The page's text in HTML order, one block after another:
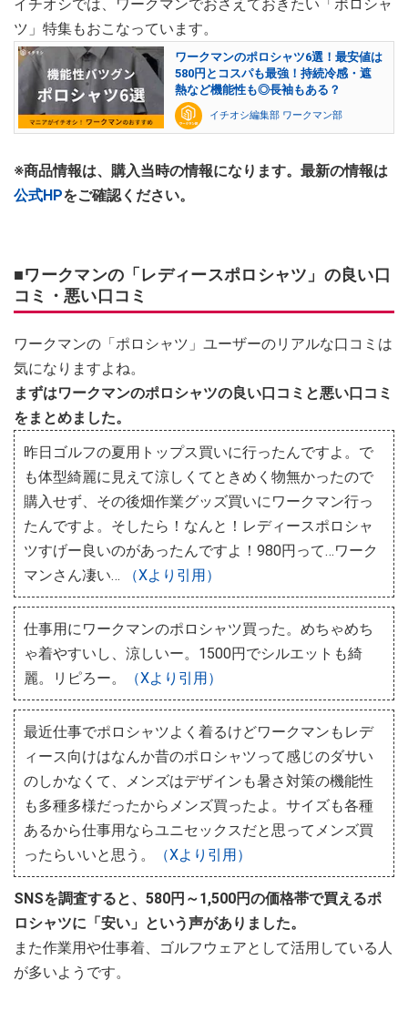
イチオシでは、ワークマンでおさえておきたい「ポロシャ
ツ」特集もおこなっています。
ワークマンのポロシャツ6選！最安値は
580円とコスパも最強！持続冷感・遮
熱など機能性も◎長袖もある？
イチオシ編集部 ワークマン部
※商品情報は、購入当時の情報になります。最新の情報は
公式HPをご確認ください。
■ワークマンの「レディースポロシャツ」の良い口
コミ・悪い口コミ
ワークマンの「ポロシャツ」ユーザーのリアルな口コミは
気になりますよね。
まずはワークマンのポロシャツの良い口コミと悪い口コミ
をまとめました。
昨日ゴルフの夏用トップス買いに行ったんですよ。で
も体型綺麗に見えて涼しくてときめく物無かったので
購入せず、その後畑作業グッズ買いにワークマン行っ
たんですよ。そしたら！なんと！レディースポロシャ
ツすげー良いのがあったんですよ！980円って…ワーク
マンさん凄い…
（Xより引用）
仕事用にワークマンのポロシャツ買った。めちゃめち
ゃ着やすいし、涼しいー。1500円でシルエットも綺
麗。リピろー。
（Xより引用）
最近仕事でポロシャツよく着るけどワークマンもレデ
ィース向けはなんか昔のポロシャツって感じのダサい
のしかなくて、メンズはデザインも暑さ対策の機能性
も多種多様だったからメンズ買ったよ。サイズも各種
あるから仕事用ならユニセックスだと思ってメンズ買
ったらいいと思う。
（Xより引用）
SNSを調査すると、580円～1,500円の価格帯で買えるポ
ロシャツに「安い」という声がありました。
また作業用や仕事着、ゴルフウェアとして活用している人
が多いようです。